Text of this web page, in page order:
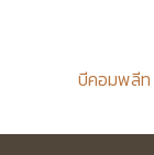
บีคอมพลีท